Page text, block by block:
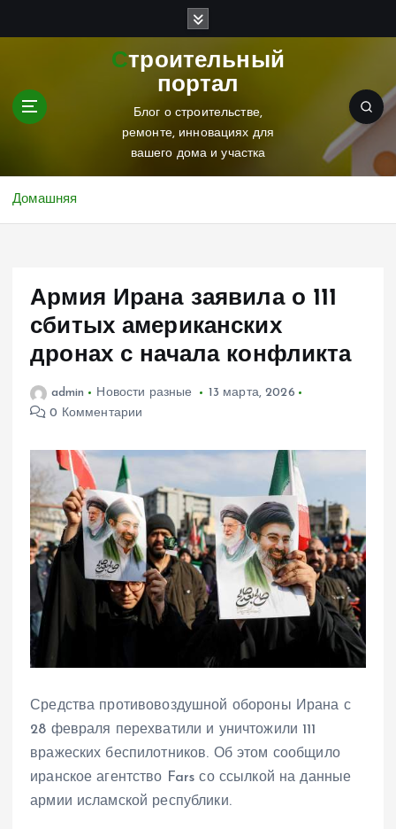
Строительный
портал
Блог о строительстве,
ремонте, инновациях для
вашего дома и участка
Домашняя
Армия Ирана заявила о 111
сбитых американских
дронах с начала конфликта
admin Новости разные
13 марта, 2026
0 Комментарии
Средства противовоздушной обороны Ирана с
28 февраля перехватили и уничтожили 111
вражеских беспилотников. Об этом сообщило
иранское агентство Fars со ссылкой на данные
армии исламской республики.